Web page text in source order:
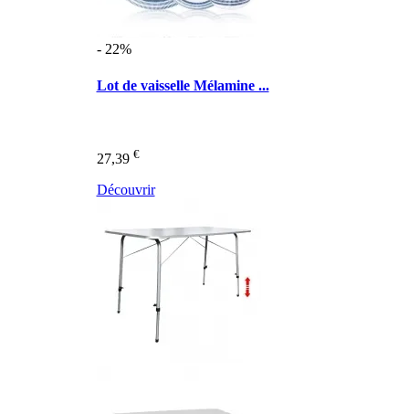
- 22%
Lot de vaisselle Mélamine ...
27,39 €
Découvrir